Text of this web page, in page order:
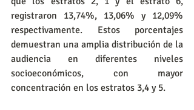
registraron 13,74%, 13,06% y 12,09%
respectivamente. Estos porcentajes
demuestran una amplia distribución de la
audiencia en diferentes niveles
socioeconómicos, con mayor
concentración en los estratos 3,4 y 5.